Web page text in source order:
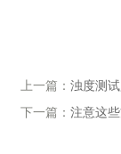
上一篇： 浊度测
下一篇： 注意这